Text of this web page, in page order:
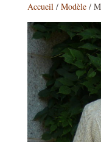
Accueil/ Modèle/